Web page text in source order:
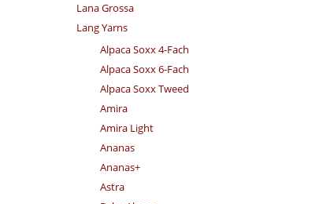
Lana Grossa
Lang Yarns
Alpaca Soxx 4-Fach
Alpaca Soxx 6-Fach
Alpaca Soxx Tweed
Amira
Amira Light
Ananas
Ananas+
Astra